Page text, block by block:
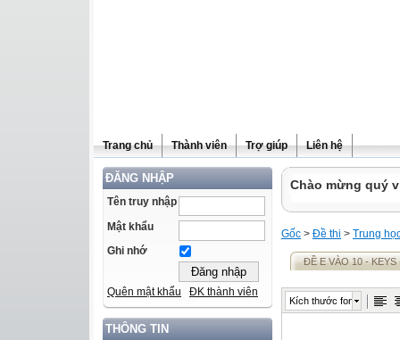
Trang chủ Thành viên Trợ giúp Liên hệ
ĐĂNG NHẬP
Tên truy nhập
Mật khẩu
Ghi nhớ
Quên mật khẩu ĐK thành viên
THÔNG TIN
Chào mừng quý
Gốc > Đề thi > Trung
ĐỀ E VÀO 10 - KEYS
Kích thước font